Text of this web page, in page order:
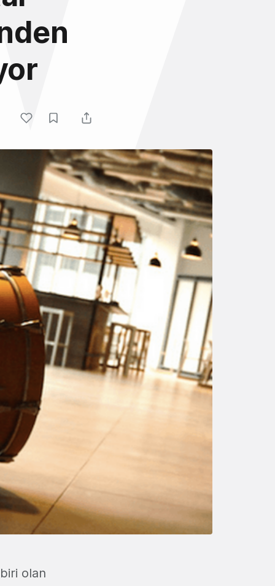
olan